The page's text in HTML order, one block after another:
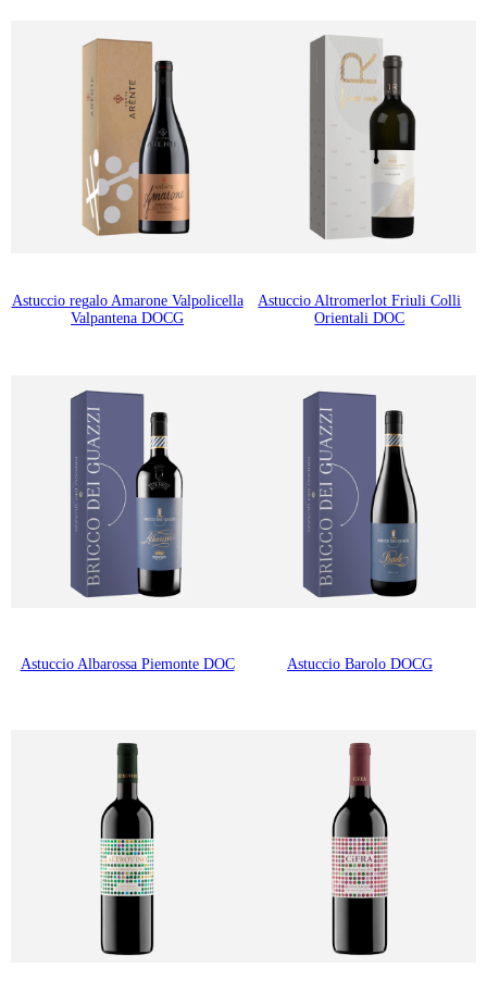
Astuccio regalo Amarone Valpolicella
Valpantena DOCG
Astuccio Altromerlot Friuli Colli
Orientali DOC
Astuccio Albarossa Piemonte DOC Astuccio Barolo DOCG